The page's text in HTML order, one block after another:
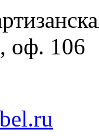
оф. 106